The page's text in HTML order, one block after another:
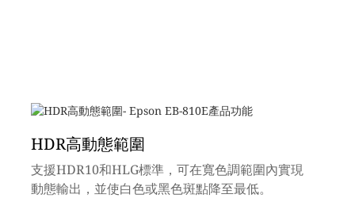
HDR高動態範圍
支援HDR10和HLG標準，可在寬色調範圍內實現
動態輸出，並使白色或黑色斑點降至最低。